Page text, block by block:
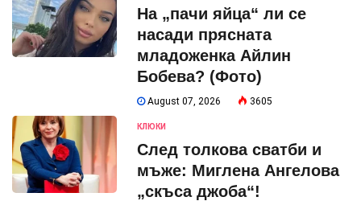
На „пачи яйца“ ли се
насади прясната
младоженка Айлин
Бобева? (Фото)
August 07, 2026 3605
КЛЮКИ
След толкова сватби и
мъже: Миглена Ангелова
„скъса джоба“!